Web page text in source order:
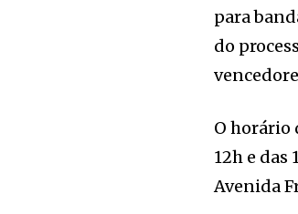
para
do
O horário
12h e das
Avenida